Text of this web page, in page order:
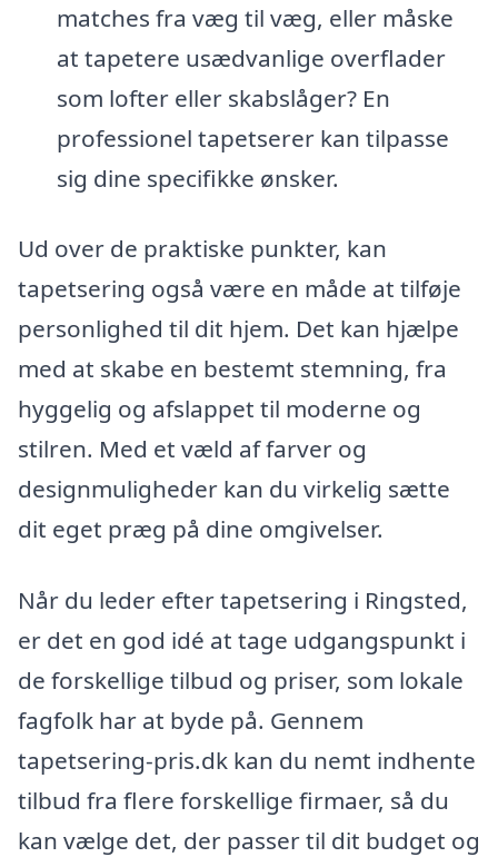
matches fra væg til væg, eller måske
at tapetere usædvanlige overflader
som lofter eller skabslåger? En
professionel tapetserer kan tilpasse
sig dine specifikke ønsker.
Ud over de praktiske punkter, kan
tapetsering også være en måde at tilføje
personlighed til dit hjem. Det kan hjælpe
med at skabe en bestemt stemning, fra
hyggelig og afslappet til moderne og
stilren. Med et væld af farver og
designmuligheder kan du virkelig sætte
dit eget præg på dine omgivelser.
Når du leder efter tapetsering i Ringsted,
er det en god idé at tage udgangspunkt i
de forskellige tilbud og priser, som lokale
fagfolk har at byde på. Gennem
tapetsering-pris.dk kan du nemt indhente
tilbud fra flere forskellige firmaer, så du
kan vælge det, der passer til dit budget og